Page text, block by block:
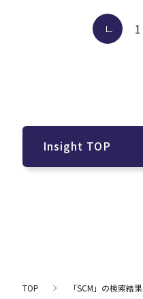
り
前へ 1
Insight TOP
TOP 「SCM」の検索結果